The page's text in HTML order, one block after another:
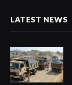
LATEST NEWS